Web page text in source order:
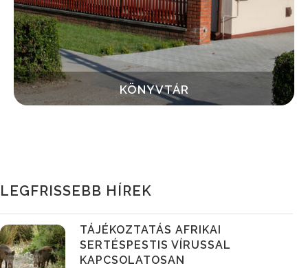
KÖNYVTÁR
LEGFRISSEBB HÍREK
TÁJÉKOZTATÁS AFRIKAI
SERTÉSPESTIS VÍRUSSAL
KAPCSOLATOSAN